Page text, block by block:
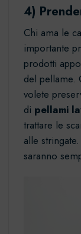
4)
Chi ama le
importante
prodotti
del pellame.
volete
di pellami
trattare le
alle
saranno